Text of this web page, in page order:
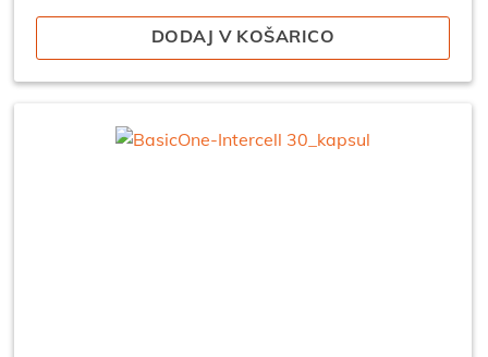
DODAJ V KOŠARICO